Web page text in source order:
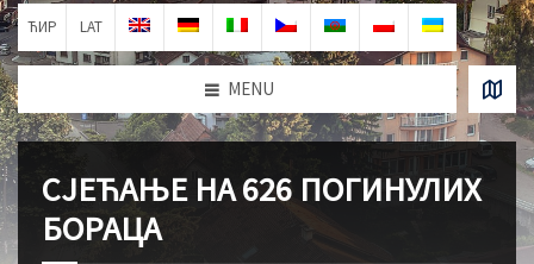
ЋИР LAT
MENU
СЈЕЋАЊЕ НА 626 ПОГИНУЛИХ
БОРАЦА